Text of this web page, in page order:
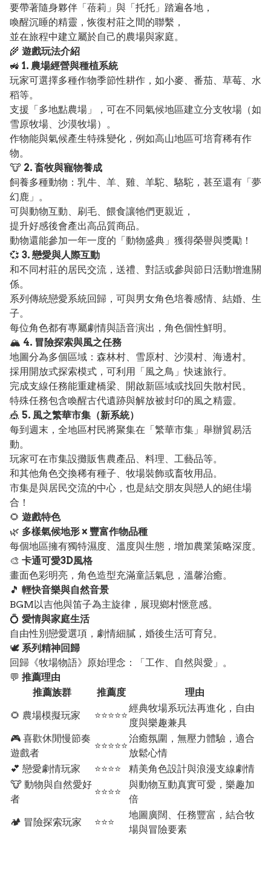
要帶著隨身夥伴「蓓莉」與「托托」踏遍各地，
喚醒沉睡的精靈，恢復村莊之間的聯繫，
並在旅程中建立屬於自己的農場與家庭。
🌾 遊戲玩法介紹
🚜 1. 農場經營與種植系統
玩家可選擇多種作物季節性耕作，如小麥、番茄、草莓、水
稻等。
支援「多地點農場」，可在不同氣候地區建立分支牧場（如
雪原牧場、沙漠牧場）。
作物能與氣候產生特殊變化，例如高山地區可培育稀有作
物。
🐮 2. 畜牧與寵物養成
飼養多種動物：乳牛、羊、雞、羊駝、駱駝，甚至還有「夢
幻鹿」。
可與動物互動、刷毛、餵食讓牠們更親近，
提升好感後會產出高品質商品。
動物還能參加一年一度的「動物盛典」獲得榮譽與獎勵！
💞 3. 戀愛與人際互動
和不同村莊的居民交流，送禮、對話或參與節日活動增進關
係。
系列傳統戀愛系統回歸，可與男女角色培養感情、結婚、生
子。
每位角色都有專屬劇情與語音演出，角色個性鮮明。
🏔️ 4. 冒險探索與風之任務
地圖分為多個區域：森林村、雪原村、沙漠村、海邊村。
採用開放式探索模式，可利用「風之鳥」快速旅行。
完成支線任務能重建橋梁、開啟新區域或找回失散村民。
特殊任務包含喚醒古代遺跡與解放被封印的風之精靈。
🎪 5. 風之繁華市集（新系統）
每到週末，全地區村民將聚集在「繁華市集」舉辦貿易活
動。
玩家可在市集設攤販售農產品、料理、工藝品等。
和其他角色交換稀有種子、牧場裝飾或畜牧用品。
市集是與居民交流的中心，也是結交朋友與戀人的絕佳場
合！
🌻 遊戲特色
🌿 多樣氣候地形 × 豐富作物品種
每個地區擁有獨特濕度、溫度與生態，增加農業策略深度。
🎨 卡通可愛3D風格
畫面色彩明亮，角色造型充滿童話氣息，溫馨治癒。
🎵 輕快音樂與自然音景
BGM以吉他與笛子為主旋律，展現鄉村愜意感。
💍 愛情與家庭生活
自由性別戀愛選項，劇情細膩，婚後生活可育兒。
🕊️ 系列精神回歸
回歸《牧場物語》原始理念：「工作、自然與愛」。
💬 推薦理由
推薦族群
推薦度
理由
🌻 農場模擬玩家
⭐⭐⭐⭐⭐
經典牧場系玩法再進化，自由
度與樂趣兼具
🎮 喜歡休閒慢節奏
遊戲者
⭐⭐⭐⭐⭐
治癒氛圍，無壓力體驗，適合
放鬆心情
💕 戀愛劇情玩家
⭐⭐⭐⭐
精美角色設計與浪漫支線劇情
🐮 動物與自然愛好
者
⭐⭐⭐⭐
與動物互動真實可愛，樂趣加
倍
🏕️ 冒險探索玩家
⭐⭐⭐
地圖廣闊、任務豐富，結合牧
場與冒險要素